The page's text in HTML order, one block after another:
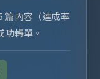
篇內容（達成率
功轉單。